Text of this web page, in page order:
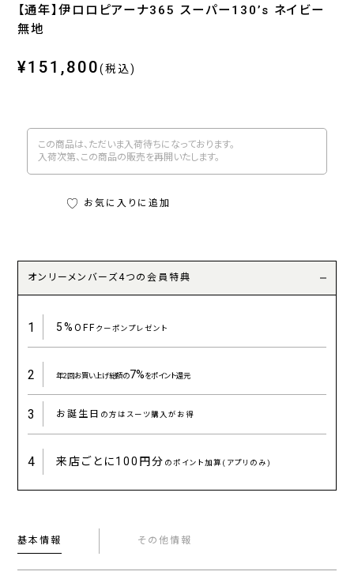
【通年】伊ロロピアーナ365 スーパー130’s ネイビー
無地
¥151,800(税込)
この商品は、ただいま入荷待ちになっております。
入荷次第、この商品の販売を再開いたします。
お気に入りに追加
オンリーメンバーズ4つの会員特典
1 5%OFFクーポンプレゼント
2 年2回お買い上げ総額の7%をポイント還元
3 お誕生日 の方はスーツ購入がお得
4 来店ごとに100円分 のポイント加算(アプリのみ)
基本情報 その他情報